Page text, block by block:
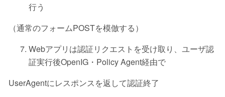
行う
（通常のフォームPOSTを模倣する）
Webアプリは認証リクエストを受け取り、ユーザ認
証実行後OpenIG・Policy Agent経由で
UserAgentにレスポンスを返して認証終了